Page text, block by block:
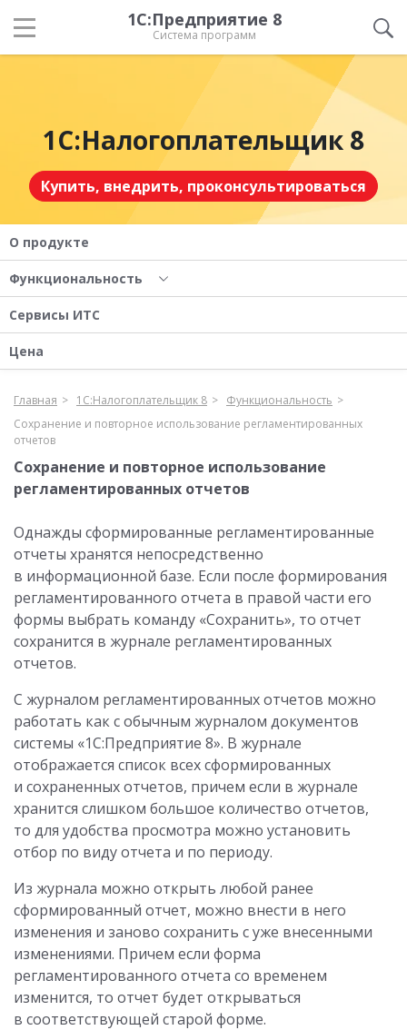
1С:Предприятие 8
Система программ
1С:Налогоплательщик 8
Купить, внедрить, проконсультироваться
О продукте
Функциональность
Сервисы ИТС
Цена
Главная 1С:Налогоплательщик 8
Функциональность
Сохранение и повторное использование регламентированных
отчетов
Сохранение и повторное использование
регламентированных отчетов
Однажды сформированные регламентированные
отчеты хранятся непосредственно
в информационной базе. Если после формирования
регламентированного отчета в правой части его
формы выбрать команду «Сохранить», то отчет
сохранится в журнале регламентированных
отчетов.
С журналом регламентированных отчетов можно
работать как с обычным журналом документов
системы «1С:Предприятие 8». В журнале
отображается список всех сформированных
и сохраненных отчетов, причем если в журнале
хранится слишком большое количество отчетов,
то для удобства просмотра можно установить
отбор по виду отчета и по периоду.
Из журнала можно открыть любой ранее
сформированный отчет, можно внести в него
изменения и заново сохранить с уже внесенными
изменениями. Причем если форма
регламентированного отчета со временем
изменится, то отчет будет открываться
в соответствующей старой форме.